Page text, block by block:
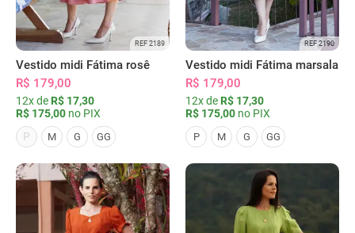
REF 2189
Vestido midi Fátima rosê
R$ 179,00
12x de R$ 17,30
R$ 175,00 no PIX
P
M G GG
REF 2190
Vestido midi Fátima marsala
R$ 179,00
12x de R$ 17,30
R$ 175,00 no PIX
P M G GG